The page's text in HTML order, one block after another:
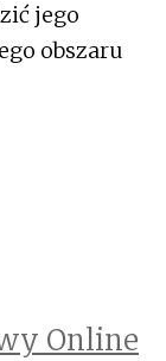
jego
obszaru
Online